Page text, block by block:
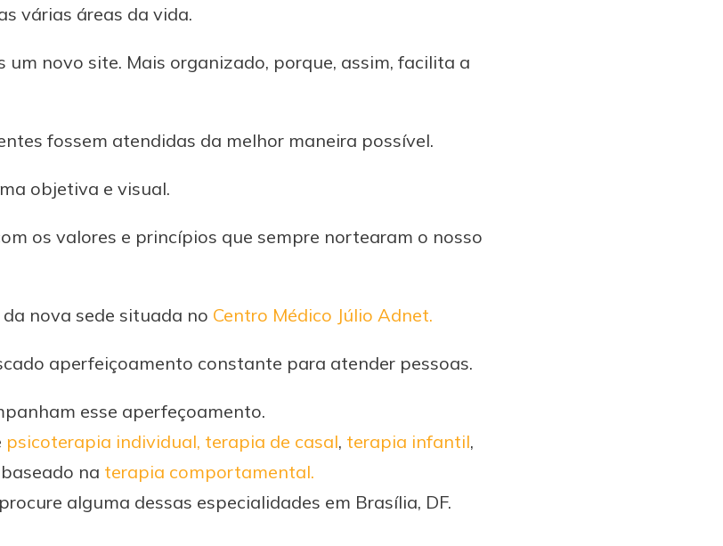
várias áreas da vida.
novo site. Mais organizado, porque, assim, facilita a
fossem atendidas da melhor maneira possível.
objetiva e visual.
os valores e princípios que sempre nortearam o nosso
nova sede situada no Centro Médico Júlio Adnet.
aperfeiçoamento constante para atender pessoas.
esse aperfeçoamento.
psicoterapia individual, terapia de casal, terapia infantil,
na terapia comportamental.
alguma dessas especialidades em Brasília, DF.